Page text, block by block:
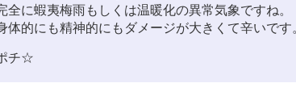
全に蝦夷梅雨もしくは温暖化の異常気象ですね。
体的にも精神的にもダメージが大きくて辛いです
チ☆